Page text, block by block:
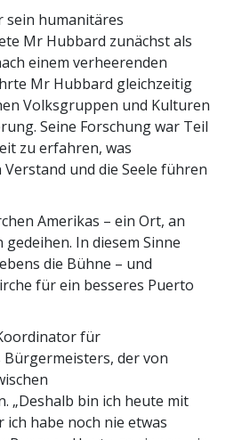
sein humanitäres
Mr Hubbard zunächst als
einem verheerenden
Mr Hubbard gleichzeitig
Volksgruppen und Kulturen
Seine Forschung war Teil
zu erfahren, was
und die Seele führen
Amerikas – ein Ort, an
In diesem Sinne
die Bühne – und
für ein besseres Puerto
für
Bürgermeisters, der von
„Deshalb bin ich heute mit
habe noch nie etwas